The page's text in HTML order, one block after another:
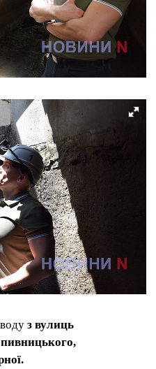
з вулиць